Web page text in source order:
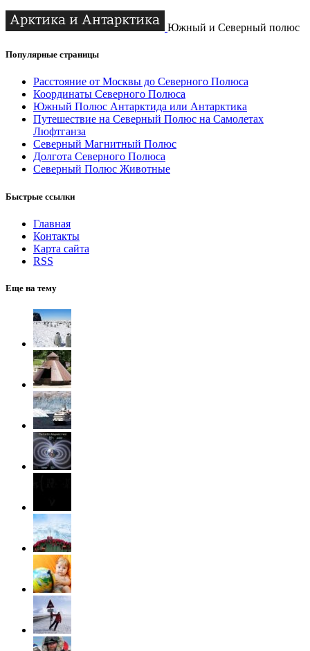
Южный и Северный полюс
Популярные страницы
Расстояние от Москвы до Северного Полюса
Координаты Северного Полюса
Южный Полюс Антарктида или Антарктика
Путешествие на Северный Полюс на Самолетах
Люфтганза
Северный Магнитный Полюс
Долгота Северного Полюса
Северный Полюс Животные
Быстрые ссылки
Главная
Контакты
Карта сайта
RSS
Еще на тему